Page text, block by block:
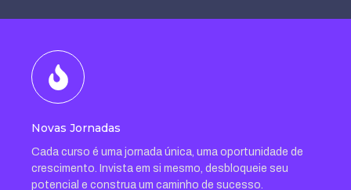
Novas Jornadas
Cada curso é uma jornada única, uma oportunidade de
crescimento. Invista em si mesmo, desbloqueie seu
potencial e construa um caminho de sucesso.